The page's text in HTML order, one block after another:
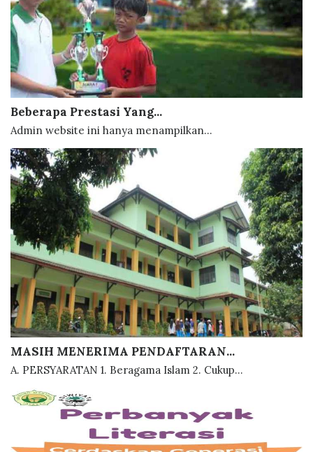
Beberapa Prestasi Yang...
Admin website ini hanya menampilkan...
MASIH MENERIMA PENDAFTARAN...
A. PERSYARATAN 1. Beragama Islam 2. Cukup...